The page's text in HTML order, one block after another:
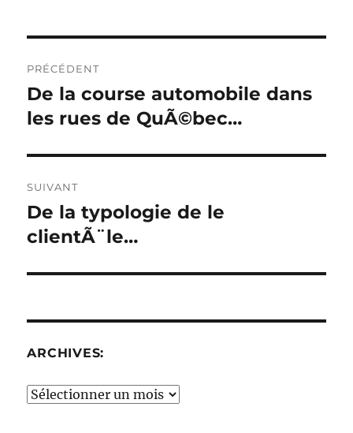
de
l’article
PRÉCÉDENT
Publication
précédente :
De la course automobile dans
les rues de QuÃ©bec…
SUIVANT
Publication
suivante :
De la typologie de le
clientÃ¨le…
ARCHIVES:
Archives: